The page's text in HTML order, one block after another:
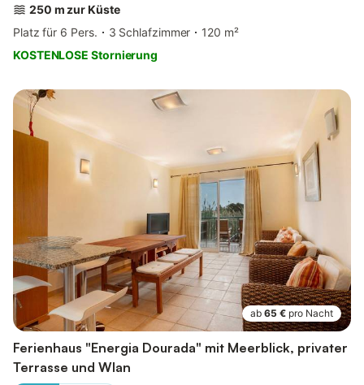
250 m zur Küste
Platz für 6 Pers.
3 Schlafzimmer
120 m²
KOSTENLOSE Stornierung
ab 65 € pro Nacht
Ferienhaus "Energia Dourada" mit Meerblick, privater
Terrasse und Wlan